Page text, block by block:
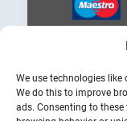
We use technologies
We do this to improve
ads. Consenting to
μια
γλώσσα